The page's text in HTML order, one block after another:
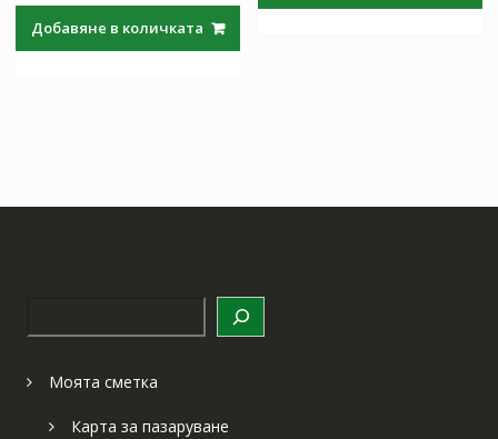
97.97 лв..57.64 лв..
Добавяне в количката
Моята сметка
Карта за пазаруване